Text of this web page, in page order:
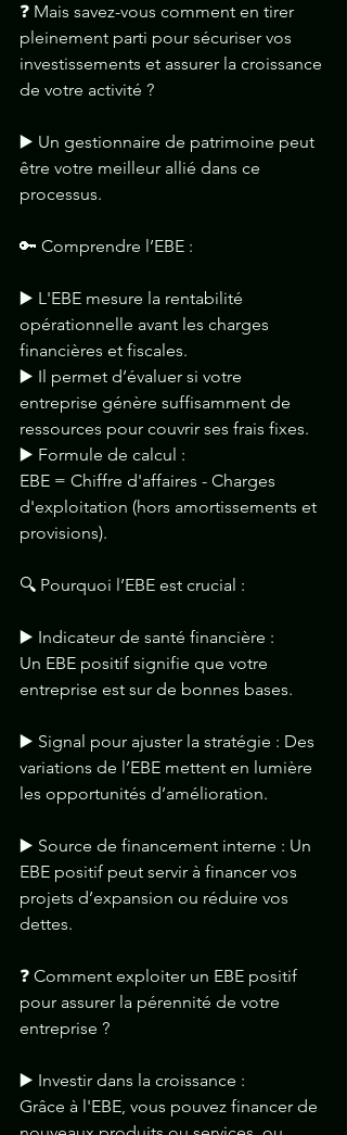
❓ Mais savez-vous comment en tirer
pleinement parti pour sécuriser vos
investissements et assurer la croissance
de votre activité ?
▶️ Un gestionnaire de patrimoine peut
être votre meilleur allié dans ce
processus.
🔑 Comprendre l’EBE :
▶️ L'EBE mesure la rentabilité
opérationnelle avant les charges
financières et fiscales.
▶️ Il permet d’évaluer si votre
entreprise génère suffisamment de
ressources pour couvrir ses frais fixes.
▶️ Formule de calcul :
EBE = Chiffre d'affaires - Charges
d'exploitation (hors amortissements et
provisions).
🔍 Pourquoi l’EBE est crucial :
▶️ Indicateur de santé financière :
Un EBE positif signifie que votre
entreprise est sur de bonnes bases.
▶️ Signal pour ajuster la stratégie : Des
variations de l’EBE mettent en lumière
les opportunités d’amélioration.
▶️ Source de financement interne : Un
EBE positif peut servir à financer vos
projets d’expansion ou réduire vos
dettes.
❓ Comment exploiter un EBE positif
pour assurer la pérennité de votre
entreprise ?
▶️ Investir dans la croissance :
Grâce à l'EBE, vous pouvez financer de